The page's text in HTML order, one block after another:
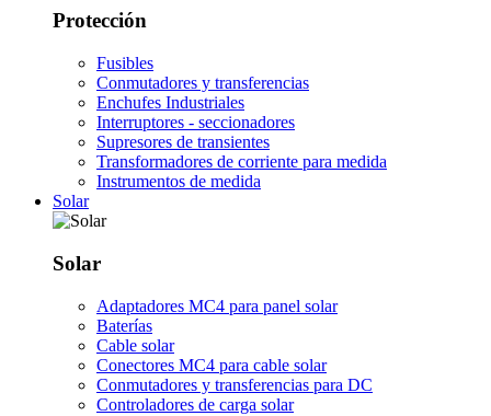
Protección
Fusibles
Conmutadores y transferencias
Enchufes Industriales
Interruptores - seccionadores
Supresores de transientes
Transformadores de corriente para medida
Instrumentos de medida
Solar
Solar
Adaptadores MC4 para panel solar
Baterías
Cable solar
Conectores MC4 para cable solar
Conmutadores y transferencias para DC
Controladores de carga solar